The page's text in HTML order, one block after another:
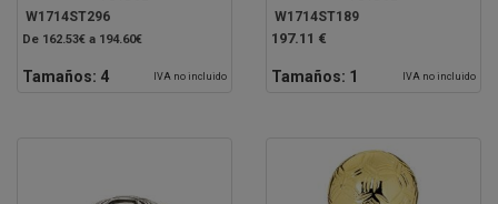
W1714ST296
De 162.53€ a 194.60€
Tamaños: 4 IVA no incluido
W1714ST189
197.11 €
Tamaños: 1 IVA no incluido